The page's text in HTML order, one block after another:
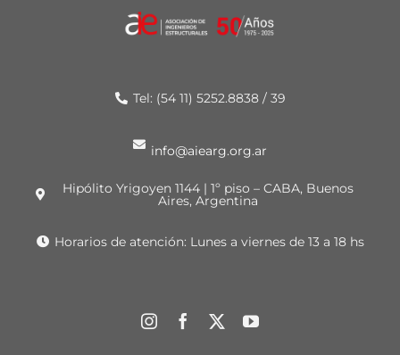
Hipólito Yrigoyen 1144 | 1º piso – CABA, Buenos